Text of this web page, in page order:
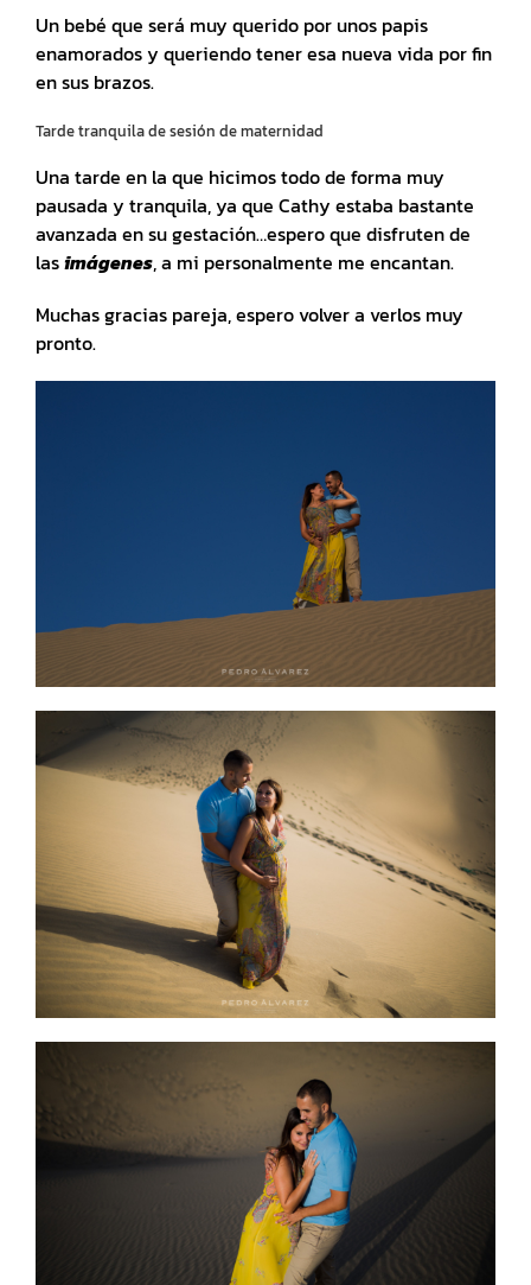
Un bebé que será muy querido por unos papis
enamorados y queriendo tener esa nueva vida por fin
en sus brazos.
Tarde tranquila de sesión de maternidad
Una tarde en la que hicimos todo de forma muy
pausada y tranquila, ya que Cathy estaba bastante
avanzada en su gestación…espero que disfruten de
lasimágenes, a mi personalmente me encantan.
Muchas gracias pareja, espero volver a verlos muy
pronto.